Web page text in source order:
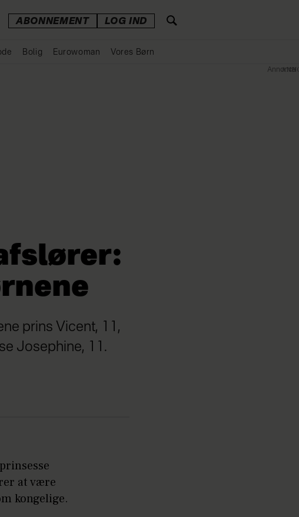
ABONNEMENT LOG IND
Bolig Eurowoman Vores Børn
prins Vicent, 11,
Josephine, 11.
at være
kongelige.
Annonce